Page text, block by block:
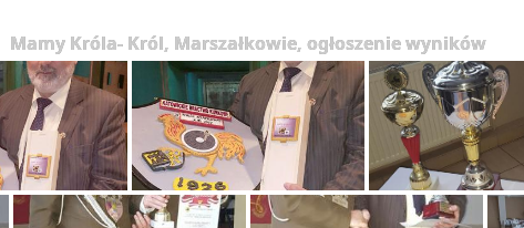
Mamy Króla- Król, Marszałkowie, ogłoszenie wyników